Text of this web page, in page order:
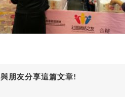
與朋友分享這篇文章!